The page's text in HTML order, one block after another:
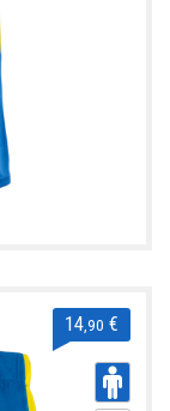
14,90 €